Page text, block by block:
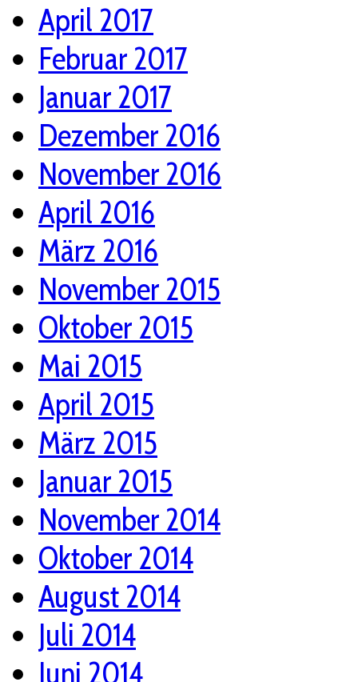
April 2017
Februar 2017
Januar 2017
Dezember 2016
November 2016
April 2016
März 2016
November 2015
Oktober 2015
Mai 2015
April 2015
März 2015
Januar 2015
November 2014
Oktober 2014
August 2014
Juli 2014
Juni 2014